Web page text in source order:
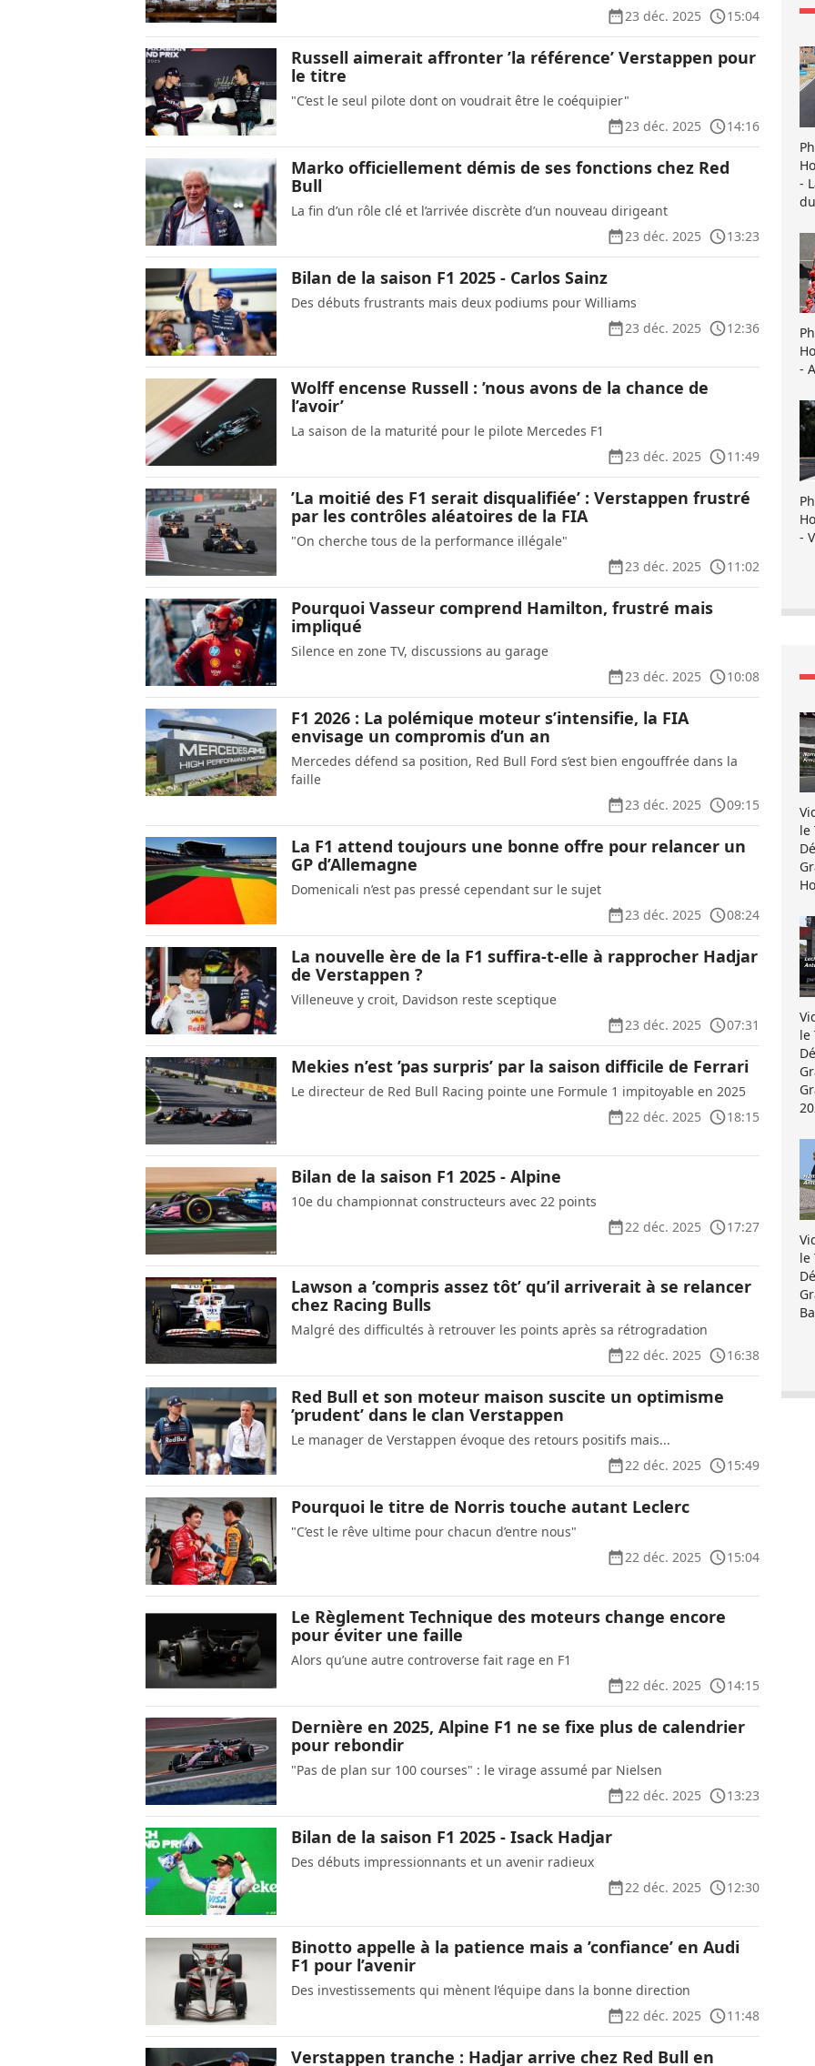
23 déc. 2025
15:04
Russell aimerait affronter ’la référence’ Verstappen pour
le titre
"C’est le seul pilote dont on voudrait être le coéquipier"
23 déc. 2025
14:16
Marko officiellement démis de ses fonctions chez Red
Bull
La fin d’un rôle clé et l’arrivée discrète d’un nouveau dirigeant
23 déc. 2025
13:23
Bilan de la saison F1 2025 - Carlos Sainz
Des débuts frustrants mais deux podiums pour Williams
23 déc. 2025
12:36
Wolff encense Russell : ’nous avons de la chance de
l’avoir’
La saison de la maturité pour le pilote Mercedes F1
23 déc. 2025
11:49
’La moitié des F1 serait disqualifiée’ : Verstappen frustré
par les contrôles aléatoires de la FIA
"On cherche tous de la performance illégale"
23 déc. 2025
11:02
Pourquoi Vasseur comprend Hamilton, frustré mais
impliqué
Silence en zone TV, discussions au garage
23 déc. 2025
10:08
F1 2026 : La polémique moteur s’intensifie, la FIA
envisage un compromis d’un an
Mercedes défend sa position, Red Bull Ford s’est bien engouffrée dans la
faille
23 déc. 2025
09:15
La F1 attend toujours une bonne offre pour relancer un
GP d’Allemagne
Domenicali n’est pas pressé cependant sur le sujet
23 déc. 2025
08:24
La nouvelle ère de la F1 suffira-t-elle à rapprocher Hadjar
de Verstappen ?
Villeneuve y croit, Davidson reste sceptique
23 déc. 2025
07:31
Mekies n’est ’pas surpris’ par la saison difficile de Ferrari
Le directeur de Red Bull Racing pointe une Formule 1 impitoyable en 2025
22 déc. 2025
18:15
Bilan de la saison F1 2025 - Alpine
10e du championnat constructeurs avec 22 points
22 déc. 2025
17:27
Lawson a ’compris assez tôt’ qu’il arriverait à se relancer
chez Racing Bulls
Malgré des difficultés à retrouver les points après sa rétrogradation
22 déc. 2025
16:38
Red Bull et son moteur maison suscite un optimisme
’prudent’ dans le clan Verstappen
Le manager de Verstappen évoque des retours positifs mais...
22 déc. 2025
15:49
Pourquoi le titre de Norris touche autant Leclerc
"C’est le rêve ultime pour chacun d’entre nous"
22 déc. 2025
15:04
Le Règlement Technique des moteurs change encore
pour éviter une faille
Alors qu’une autre controverse fait rage en F1
22 déc. 2025
14:15
Dernière en 2025, Alpine F1 ne se fixe plus de calendrier
pour rebondir
"Pas de plan sur 100 courses" : le virage assumé par Nielsen
22 déc. 2025
13:23
Bilan de la saison F1 2025 - Isack Hadjar
Des débuts impressionnants et un avenir radieux
22 déc. 2025
12:30
Binotto appelle à la patience mais a ’confiance’ en Audi
F1 pour l’avenir
Des investissements qui mènent l’équipe dans la bonne direction
22 déc. 2025
11:48
Verstappen tranche : Hadjar arrive chez Red Bull en
-
-
-
le
le
le